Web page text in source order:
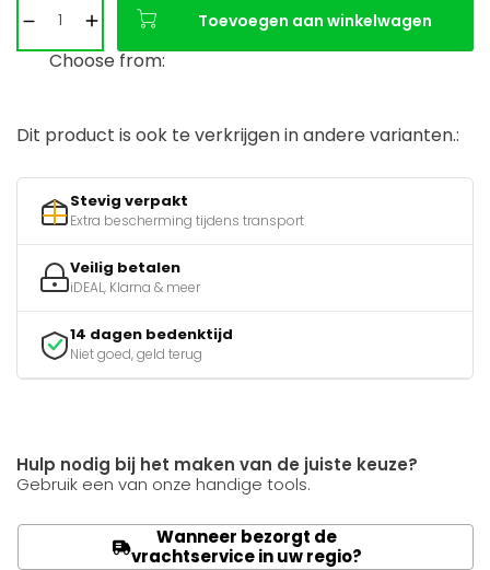
Toevoegen aan winkelwagen
Choose from:
Dit product is ook te verkrijgen in andere varianten.:
Stevig verpakt
Extra bescherming tijdens transport
Veilig betalen
iDEAL, Klarna & meer
14 dagen bedenktijd
Niet goed, geld terug
Hulp nodig bij het maken van de juiste keuze?
Gebruik een van onze handige tools.
Wanneer bezorgt de
vrachtservice in uw regio?